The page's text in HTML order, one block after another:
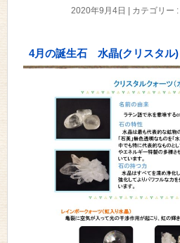
2020年9月4日 カテゴリー :
4月の誕生石 水晶(クリスタル)